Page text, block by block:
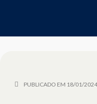
PUBLICADO EM 18/01/2024